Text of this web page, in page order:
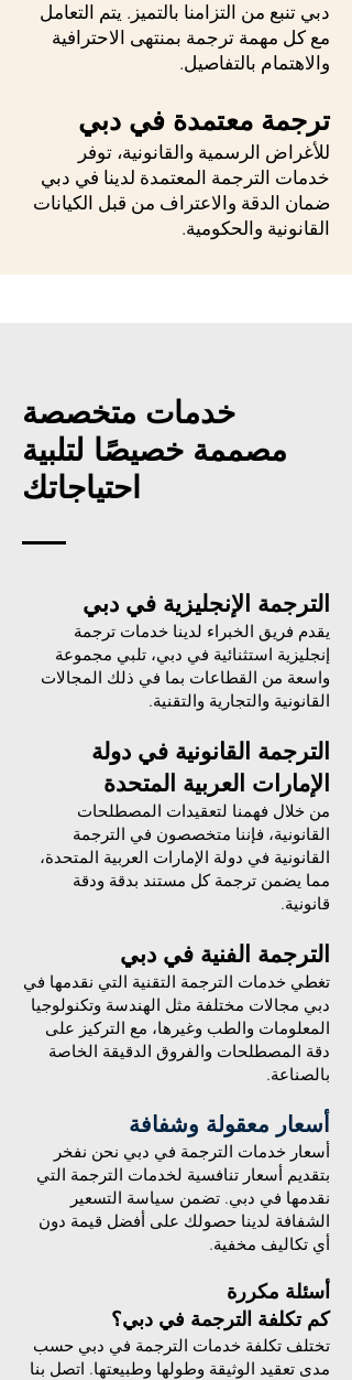
دبي تنبع من التزامنا بالتميز. يتم التعامل
مع كل مهمة ترجمة بمنتهى الاحترافية
والاهتمام بالتفاصيل.
ترجمة معتمدة في دبي
للأغراض الرسمية والقانونية، توفر
خدمات الترجمة المعتمدة لدينا في دبي
ضمان الدقة والاعتراف من قبل الكيانات
القانونية والحكومية.
خدمات متخصصة
مصممة خصيصًا لتلبية
احتياجاتك
الترجمة الإنجليزية في دبي
يقدم فريق الخبراء لدينا خدمات ترجمة
إنجليزية استثنائية في دبي، تلبي مجموعة
واسعة من القطاعات بما في ذلك المجالات
القانونية والتجارية والتقنية.
الترجمة القانونية في دولة
الإمارات العربية المتحدة
من خلال فهمنا لتعقيدات المصطلحات
القانونية، فإننا متخصصون في الترجمة
القانونية في دولة الإمارات العربية المتحدة،
مما يضمن ترجمة كل مستند بدقة ودقة
قانونية.
الترجمة الفنية في دبي
تغطي خدمات الترجمة التقنية التي نقدمها في
دبي مجالات مختلفة مثل الهندسة وتكنولوجيا
المعلومات والطب وغيرها، مع التركيز على
دقة المصطلحات والفروق الدقيقة الخاصة
بالصناعة.
أسعار معقولة وشفافة
أسعار خدمات الترجمة في دبي نحن نفخر
بتقديم أسعار تنافسية لخدمات الترجمة التي
نقدمها في دبي. تضمن سياسة التسعير
الشفافة لدينا حصولك على أفضل قيمة دون
أي تكاليف مخفية.
أسئلة مكررة
كم تكلفة الترجمة في دبي؟
تختلف تكلفة خدمات الترجمة في دبي حسب
مدى تعقيد الوثيقة وطولها وطبيعتها. اتصل بنا